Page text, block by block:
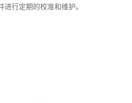
行定期的校准和维护。